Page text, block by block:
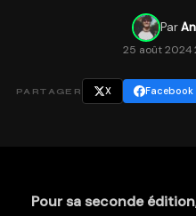
Par
25 août 2024
PARTAGER X Facebook
Pour sa seconde